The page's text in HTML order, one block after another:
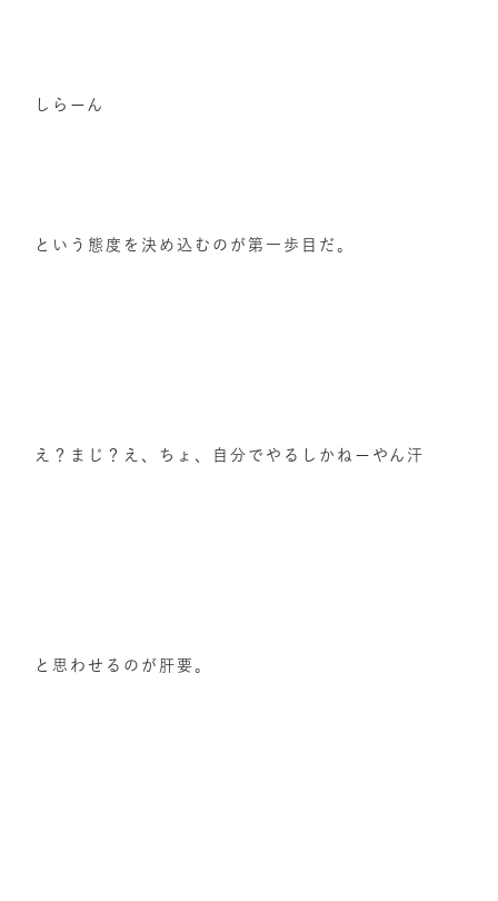
しらーん
という態度を決め込むのが第一歩目だ。
え？まじ？え、ちょ、自分でやるしかねーやん汗
と思わせるのが肝要。